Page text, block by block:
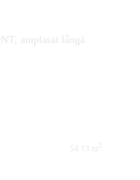
amplasat lângă
54.13 m2